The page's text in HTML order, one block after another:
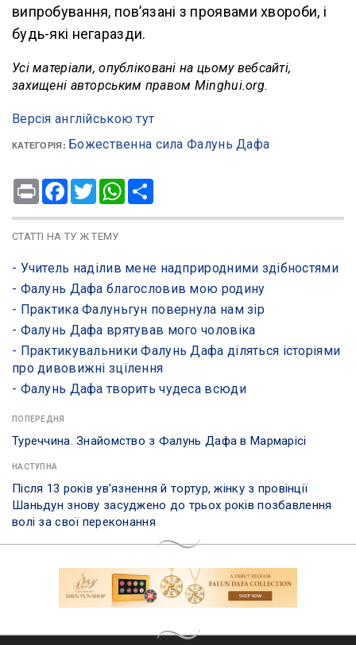
випробування, пов’язані з проявами хвороби, і
будь-які негаразди.
Усі матеріали, опубліковані на цьому вебсайті,
захищені авторським правом Minghui.org.
Версія англійською тут
КАТЕГОРІЯ: Божественна сила Фалунь Дафа
Print Facebook
TwitterWhatsApp
СТАТТІ НА ТУ Ж ТЕМУ
- ​Учитель наділив мене надприродними здібностями
- ​Фалунь Дафа благословив мою родину
- ​Практика Фалуньгун повернула нам зір
- ​Фалунь Дафа врятував мого чоловіка
- ​Практикувальники Фалунь Дафа діляться історіями
про дивовижні зцілення
- Фалунь Дафа творить чудеса всюди
ПОПЕРЕДНЯ
Туреччина. Знайомство з Фалунь Дафа в Мармарісі
НАСТУПНА
Після 13 років ув’язнення й тортур, жінку з провінції
Шаньдун знову засуджено до трьох років позбавлення
волі за свої переконання